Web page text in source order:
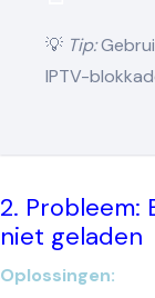
💡 Tip:
IPTV-
2. Probleem:
niet geladen
Oplossingen: